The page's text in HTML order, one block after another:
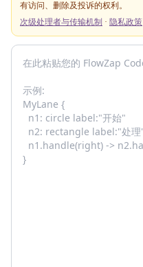
有访问、删除及投诉的权利。
次级处理者与传输机制 · 隐私政策